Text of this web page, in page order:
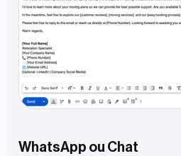
WhatsApp ou Chat